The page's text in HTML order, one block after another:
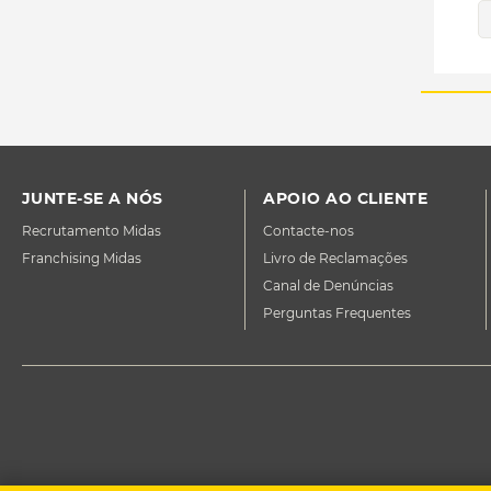
JUNTE-SE A NÓS
Recrutamento Midas
Franchising Midas
APOIO AO CLIENTE
Contacte-nos
Livro de Reclamações
Canal de Denúncias
Perguntas Frequentes